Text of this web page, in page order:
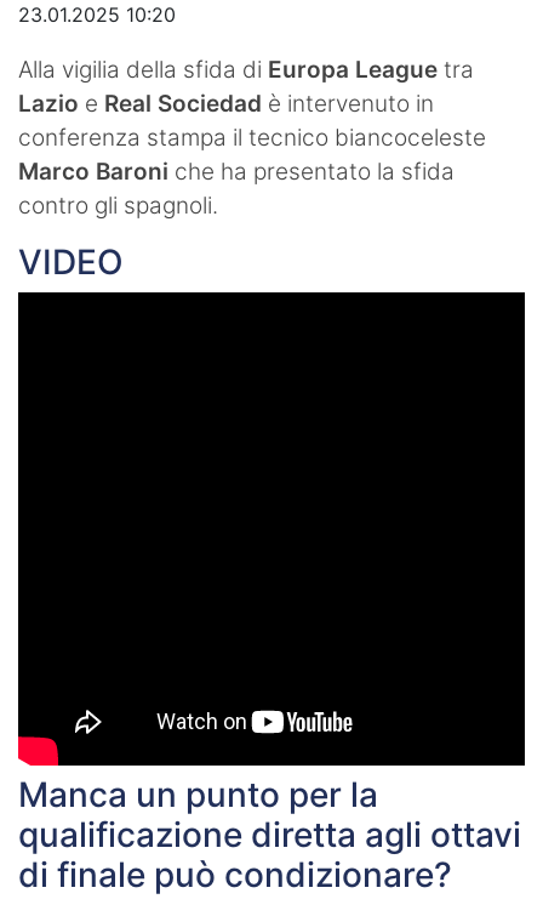
23.01.2025 10:20
Alla vigilia della sfida di Europa League tra
Lazio e Real Sociedad è intervenuto in
conferenza stampa il tecnico biancoceleste
Marco Baroni che ha presentato la sfida
contro gli spagnoli.
VIDEO
Manca un punto per la
qualificazione diretta agli ottavi
di finale può condizionare?